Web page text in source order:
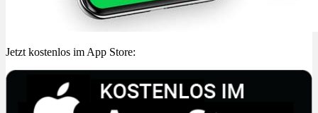
Jetzt kostenlos im App Store: